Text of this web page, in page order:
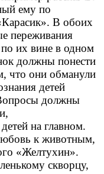
ему по
В обоих
переживания
их вине в одном
должны понести
что они обманули
детей
должны
на главном.
к животным,
«Желтухин».
скворцу,